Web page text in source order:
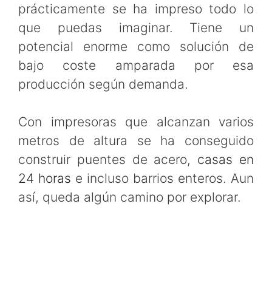
prácticamente se ha impreso todo lo
que puedas imaginar. Tiene un
potencial enorme como solución de
bajo coste amparada por esa
producción según demanda.
Con impresoras que alcanzan varios
metros de altura se ha conseguido
construir puentes de acero, casas en
24 horas e incluso barrios enteros. Aun
así, queda algún camino por explorar.